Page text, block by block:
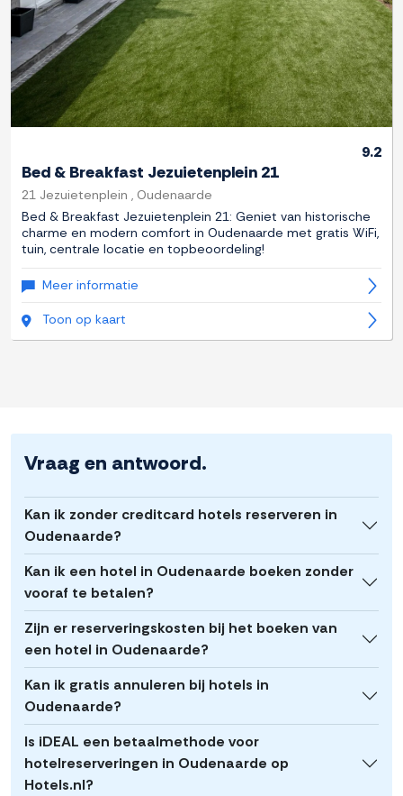
9.2
Bed & Breakfast Jezuietenplein 21
21 Jezuietenplein , Oudenaarde
Bed & Breakfast Jezuietenplein 21: Geniet van historische
charme en modern comfort in Oudenaarde met gratis WiFi,
tuin, centrale locatie en topbeoordeling!
Meer informatie
Toon op kaart
Vraag en antwoord.
Kan ik zonder creditcard hotels reserveren in
Oudenaarde?
Kan ik een hotel in Oudenaarde boeken zonder
vooraf te betalen?
Zijn er reserveringskosten bij het boeken van
een hotel in Oudenaarde?
Kan ik gratis annuleren bij hotels in
Oudenaarde?
Is iDEAL een betaalmethode voor
hotelreserveringen in Oudenaarde op
Hotels.nl?